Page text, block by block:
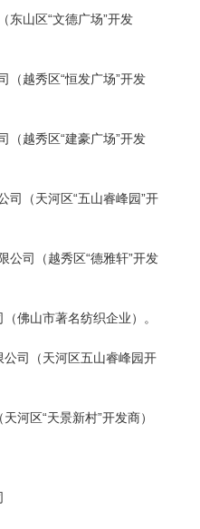
东山区“文德广场”开发
（越秀区“恒发广场”开发
（越秀区“建豪广场”开发
司（天河区“五山睿峰园”开
公司（越秀区“德雅轩”开发
佛山市著名纺织企业）。
司（天河区五山睿峰园开
河区“天景新村”开发商）